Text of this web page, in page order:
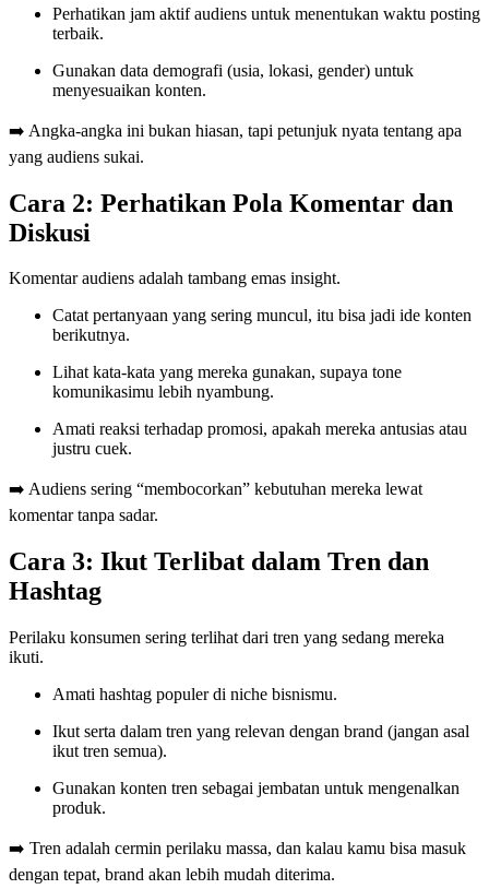
Perhatikan jam aktif audiens untuk menentukan waktu posting
terbaik.
Gunakan data demografi (usia, lokasi, gender) untuk
menyesuaikan konten.
➡️ Angka-angka ini bukan hiasan, tapi petunjuk nyata tentang apa
yang audiens sukai.
Cara 2: Perhatikan Pola Komentar dan
Diskusi
Komentar audiens adalah tambang emas insight.
Catat pertanyaan yang sering muncul, itu bisa jadi ide konten
berikutnya.
Lihat kata-kata yang mereka gunakan, supaya tone
komunikasimu lebih nyambung.
Amati reaksi terhadap promosi, apakah mereka antusias atau
justru cuek.
➡️ Audiens sering “membocorkan” kebutuhan mereka lewat
komentar tanpa sadar.
Cara 3: Ikut Terlibat dalam Tren dan
Hashtag
Perilaku konsumen sering terlihat dari tren yang sedang mereka
ikuti.
Amati hashtag populer di niche bisnismu.
Ikut serta dalam tren yang relevan dengan brand (jangan asal
ikut tren semua).
Gunakan konten tren sebagai jembatan untuk mengenalkan
produk.
➡️ Tren adalah cermin perilaku massa, dan kalau kamu bisa masuk
dengan tepat, brand akan lebih mudah diterima.